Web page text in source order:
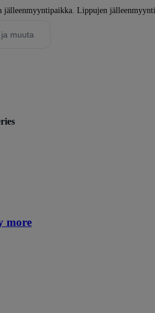
jälleenmyyntipaikka. Lippujen
more